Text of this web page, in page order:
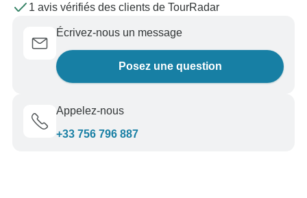
1 avis vérifiés des clients de TourRadar
Écrivez-nous un message
Posez une question
Appelez-nous
+33 756 796 887